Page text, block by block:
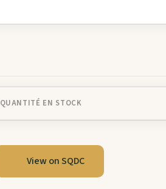
QUANTITÉ EN STOCK
View on SQDC